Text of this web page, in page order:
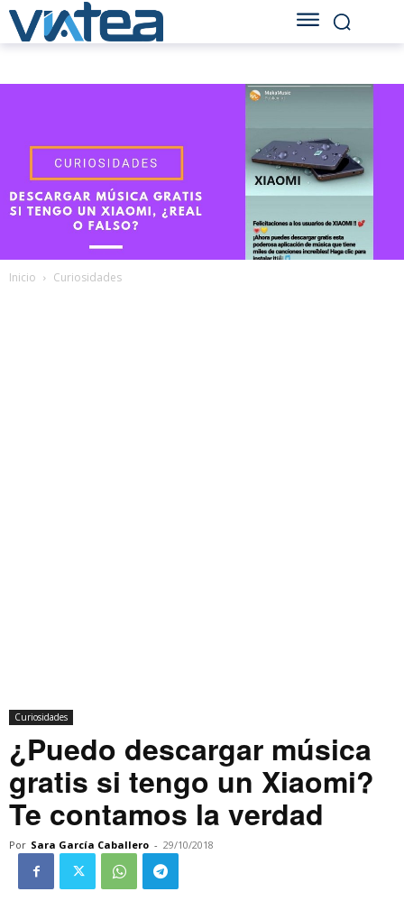
Inicio Curiosidades
Curiosidades
¿Puedo descargar música
gratis si tengo un Xiaomi?
Te contamos la verdad
Por Sara García Caballero - 29/10/2018